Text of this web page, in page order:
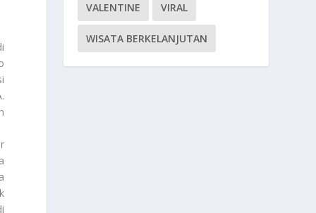
VALENTINE VIRAL
WISATA BERKELANJUTAN